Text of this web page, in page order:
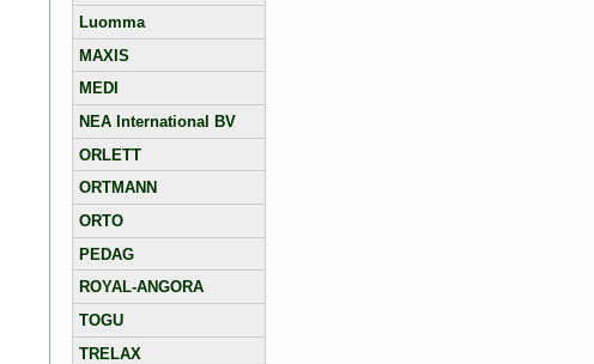
Luomma
MAXIS
MEDI
NEA International BV
ORLETT
ORTMANN
ORTO
PEDAG
ROYAL-ANGORA
TOGU
TRELAX